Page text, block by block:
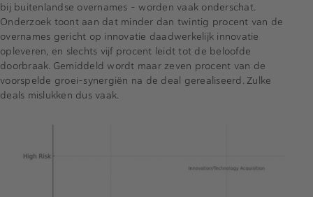
bij buitenlandse overnames – worden vaak onderschat.
Onderzoek toont aan dat minder dan twintig procent van de
overnames gericht op innovatie daadwerkelijk innovatie
opleveren, en slechts vijf procent leidt tot de beloofde
doorbraak. Gemiddeld wordt maar zeven procent van de
voorspelde groei-synergiën na de deal gerealiseerd. Zulke
deals mislukken dus vaak.